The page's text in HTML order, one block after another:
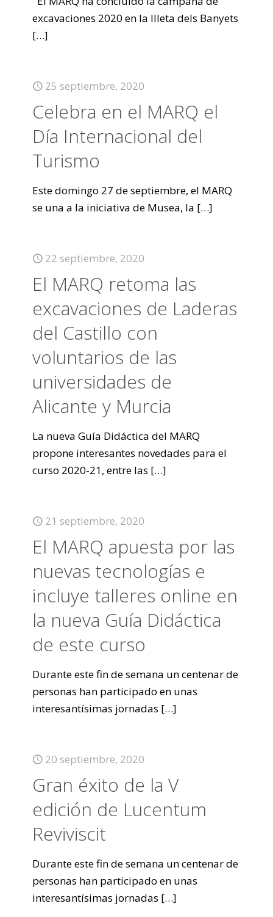
excavaciones 2020 en la Illeta dels Banyets
[…]
25 septiembre, 2020
Celebra en el MARQ el
Día Internacional del
Turismo
Este domingo 27 de septiembre, el MARQ
se una a la iniciativa de Musea, la […]
22 septiembre, 2020
El MARQ retoma las
excavaciones de Laderas
del Castillo con
voluntarios de las
universidades de
Alicante y Murcia
La nueva Guía Didáctica del MARQ
propone interesantes novedades para el
curso 2020-21, entre las […]
21 septiembre, 2020
El MARQ apuesta por las
nuevas tecnologías e
incluye talleres online en
la nueva Guía Didáctica
de este curso
Durante este fin de semana un centenar de
personas han participado en unas
interesantísimas jornadas […]
20 septiembre, 2020
Gran éxito de la V
edición de Lucentum
Reviviscit
Durante este fin de semana un centenar de
personas han participado en unas
interesantísimas jornadas […]